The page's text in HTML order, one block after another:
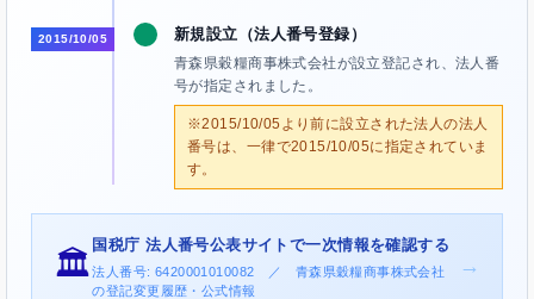
2015/10/05 新規設立（法人番号登録）
青森県穀糧商事株式会社が設立登記され、法人番
号が指定されました。
※2015/10/05より前に設立された法人の法人
番号は、一律で2015/10/05に指定されていま
す。
🏛️
国税庁 法人番号公表サイトで一次情報を確認する
法人番号: 6420001010082 ／ 青森県穀糧商事株式会社
の登記変更履歴・公式情報
→